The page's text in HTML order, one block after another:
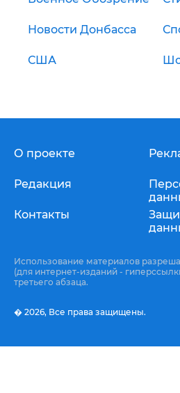
Новости Донбасса
США
О проекте
Редакция
Контакты
Использование материалов
(для интернет-изданий -
третьего абзаца.
� 2026, Все права защищены.